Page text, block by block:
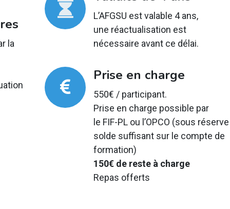
la
L’AFGSU est valable 4 ans,
une réactualisation est
nécessaire avant ce délai.
Prise en charge
550€ / participant.
Prise en charge possible par
le FIF-PL ou l’OPCO (sous
solde suffisant sur le compte de
formation)
150€ de reste à charge
Repas offerts